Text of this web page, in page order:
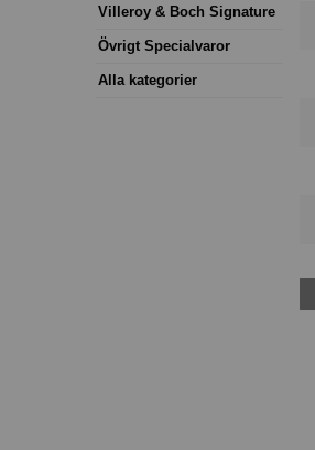
Villeroy & Boch Signature
Övrigt Specialvaror
Alla kategorier